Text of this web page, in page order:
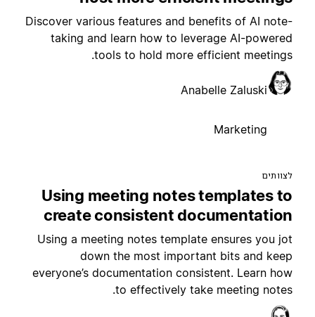
Discover various features and benefits of AI
taking and learn how to leverage AI-
tools to hold more efficient
Anabelle Zaluski
Marketing
Using meeting notes templates
create consistent
Using a meeting notes template ensures you
down the most important bits and
everyone’s documentation consistent. Learn
to effectively take meeting